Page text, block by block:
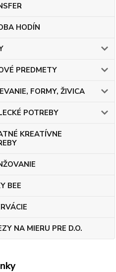
HODÍN
PREDMETY
FORMY, ŽIVICA
POTREBY
KREATÍVNE
BEE
NA MIERU PRE D.O.